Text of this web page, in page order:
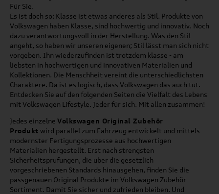
Für Sie.
Es ist doch so: Klasse ist etwas anderes als Stil. Produkte von
Volkswagen haben Klasse, sind hochwertig und innovativ. Noch
dazu verantwortungsvoll in der Herstellung. Was den Stil
angeht, so haben wir unseren eigenen; Stil lässt man sich nicht
vorgeben. Ihn wiederzufinden ist trotzdem klasse - am
liebsten in hochwertigen und innovativen Materialien und
Kollektionen. Die Menschheit vereint die unterschiedlichsten
Charaktere. Da ist es logisch, dass Volkswagen das auch tut.
Entdecken Sie auf den folgenden Seiten die Vielfalt des Lebens
mit Volkswagen Lifestyle. Jeder für sich. Mit allen zusammen!
Jedes einzelne Volkswagen Original Zubehör
Produkt wird parallel zum Fahrzeug entwickelt und mittels
modernster Fertigungsprozesse aus hochwertigen
Materialien hergestellt. Erst nach strengsten
Sicherheitsprüfungen, die über die gesetzlich
vorgeschriebenen Standards hinausgehen, finden Sie die
passgenauen Original Produkte im Volkswagen Zubehör
Sortiment. Damit Sie sicher und zufrieden bleiben. Und